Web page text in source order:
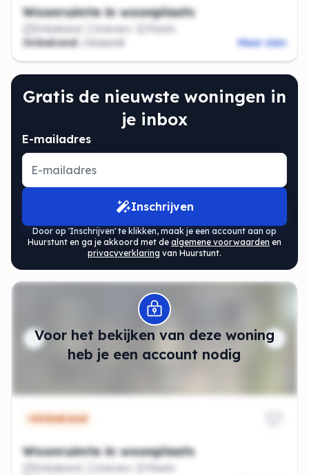
Woonruimte in woonplaats
Onbekend Kamers
Plaats
Onbekend
/maand Meer zien
Gratis de nieuwste woningen in
je inbox
E-mailadres
Inschrijven
Door op 'Inschrijven' te klikken, maak je een account aan op
Huurstunt en ga je akkoord met de algemene voorwaarden en
privacyverklaring van Huurstunt.
Voor het bekijken van deze woning
heb je een account nodig
Modal openen
Onbekend
Woonruimte in woonplaats
Onbekend Kamers
Plaats